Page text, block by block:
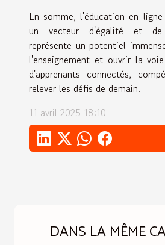
En somme, l'éducation en
un vecteur d'égalité et de
représente un potentiel
l'enseignement et ouvrir la
d'apprenants connectés,
relever les défis de demain.
11 avril 2025 18:10
DANS LA MÊME